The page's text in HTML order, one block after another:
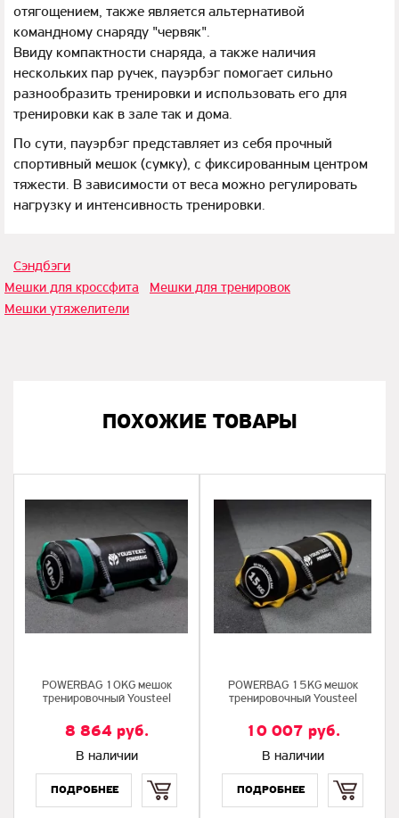
отягощением, также является альтернативой
командному снаряду "червяк".
Ввиду компактности снаряда, а также наличия
нескольких пар ручек, пауэрбэг помогает сильно
разнообразить тренировки и использовать его для
тренировки как в зале так и дома.
По сути, пауэрбэг представляет из себя прочный
спортивный мешок (сумку), с фиксированным центром
тяжести. В зависимости от веса можно регулировать
нагрузку и интенсивность тренировки.
Сэндбэги
Мешки для кроссфита
Мешки для тренировок
Мешки утяжелители
ПОХОЖИЕ ТОВАРЫ
POWERBAG 10KG мешок
тренировочный Yousteel
8 864 руб.
В наличии
POWERBAG 15KG мешок
тренировочный Yousteel
10 007 руб.
В наличии